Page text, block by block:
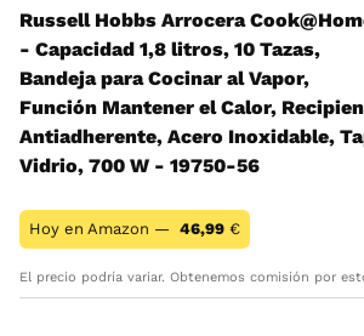
Russell Hobbs Arrocera
- Capacidad 1,8 litros, 10 Tazas,
Bandeja para Cocinar al Vapor,
Función Mantener el Calor,
Antiadherente, Acero Inoxidable,
Vidrio, 700 W - 19750-56
Hoy en Amazon — 46,99 €
El precio podría variar. Obtenemos comisión por